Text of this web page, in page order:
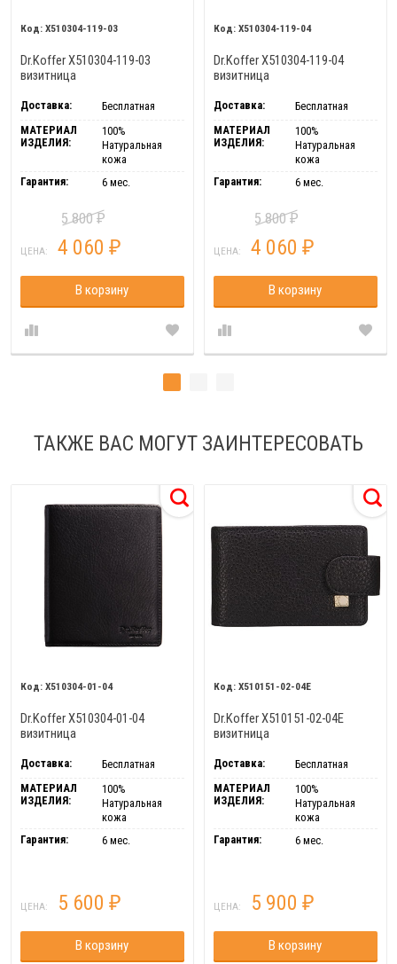
X510304-119-03
Dr.Koffer X510304-119-03
визитница
Доставка:
Бесплатная
МАТЕРИАЛ
ИЗДЕЛИЯ:
100%
Натуральная
кожа
Гарантия:
6 мес.
5 800₽
ЦЕНА: 4 060 ₽
В корзину
X510304-119-04
Dr.Koffer X510304-119-04
визитница
Доставка:
Бесплатная
МАТЕРИАЛ
ИЗДЕЛИЯ:
100%
Натуральная
кожа
Гарантия:
6 мес.
5 800₽
ЦЕНА: 4 060 ₽
В корзину
ТАКЖЕ ВАС МОГУТ ЗАИНТЕРЕСОВАТЬ
X510304-01-04
Dr.Koffer X510304-01-04
визитница
Доставка:
Бесплатная
МАТЕРИАЛ
ИЗДЕЛИЯ:
100%
Натуральная
кожа
Гарантия:
6 мес.
ЦЕНА: 5 600 ₽
В корзину
X510151-02-04E
Dr.Koffer X510151-02-04E
визитница
Доставка:
Бесплатная
МАТЕРИАЛ
ИЗДЕЛИЯ:
100%
Натуральная
кожа
Гарантия:
6 мес.
ЦЕНА: 5 900 ₽
В корзину